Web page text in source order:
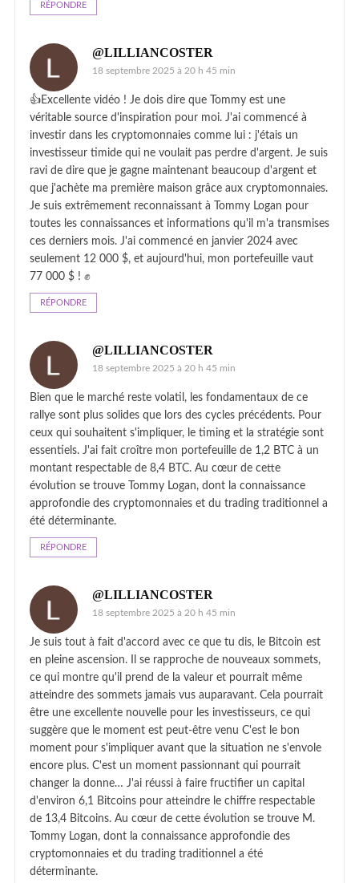
RÉPONDRE
@LILLIANCOSTER
18 septembre 2025 à 20 h 45 min
👍Excellente vidéo ! Je dois dire que Tommy est une
véritable source d'inspiration pour moi. J'ai commencé à
investir dans les cryptomonnaies comme lui : j'étais un
investisseur timide qui ne voulait pas perdre d'argent. Je suis
ravi de dire que je gagne maintenant beaucoup d'argent et
que j'achète ma première maison grâce aux cryptomonnaies.
Je suis extrêmement reconnaissant à Tommy Logan pour
toutes les connaissances et informations qu'il m'a transmises
ces derniers mois. J'ai commencé en janvier 2024 avec
seulement 12 000 $, et aujourd'hui, mon portefeuille vaut
77 000 $ ! ✊
RÉPONDRE
@LILLIANCOSTER
18 septembre 2025 à 20 h 45 min
Bien que le marché reste volatil, les fondamentaux de ce
rallye sont plus solides que lors des cycles précédents. Pour
ceux qui souhaitent s'impliquer, le timing et la stratégie sont
essentiels. J'ai fait croître mon portefeuille de 1,2 BTC à un
montant respectable de 8,4 BTC. Au cœur de cette
évolution se trouve Tommy Logan, dont la connaissance
approfondie des cryptomonnaies et du trading traditionnel a
été déterminante.
RÉPONDRE
@LILLIANCOSTER
18 septembre 2025 à 20 h 45 min
Je suis tout à fait d'accord avec ce que tu dis, le Bitcoin est
en pleine ascension. Il se rapproche de nouveaux sommets,
ce qui montre qu'il prend de la valeur et pourrait même
atteindre des sommets jamais vus auparavant. Cela pourrait
être une excellente nouvelle pour les investisseurs, ce qui
suggère que le moment est peut-être venu C'est le bon
moment pour s'impliquer avant que la situation ne s'envole
encore plus. C'est un moment passionnant qui pourrait
changer la donne… J'ai réussi à faire fructifier un capital
d'environ 6,1 Bitcoins pour atteindre le chiffre respectable
de 13,4 Bitcoins. Au cœur de cette évolution se trouve M.
Tommy Logan, dont la connaissance approfondie des
cryptomonnaies et du trading traditionnel a été
déterminante.